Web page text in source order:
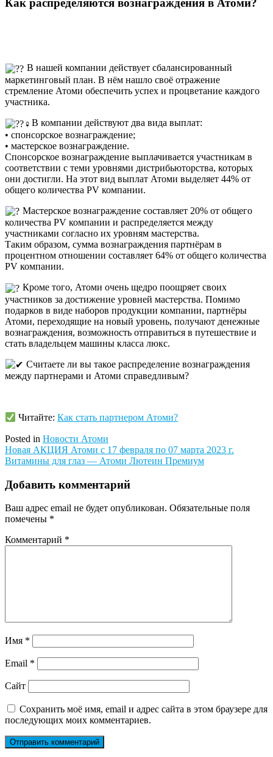
Как распределяются вознаграждения в Атоми?
В нашей компании действует сбалансированный
маркетинговый план. В нём нашло своё отражение
стремление Атоми обеспечить успех и процветание каждого
участника.
В компании действуют два вида выплат:
• спонсорское вознаграждение;
• мастерское вознаграждение.
Спонсорское вознаграждение выплачивается участникам в
соответствии с теми уровнями дистрибьюторства, которых
они достигли. На этот вид выплат Атоми выделяет 44% от
общего количества PV компании.
Мастерское вознаграждение составляет 20% от общего
количества PV компании и распределяется между
участниками согласно их уровням мастерства.
Таким образом, сумма вознаграждения партнёрам в
процентном отношении составляет 64% от общего количества
PV компании.
Кроме того, Атоми очень щедро поощряет своих
участников за достижение уровней мастерства. Помимо
подарков в виде наборов продукции компании, партнёры
Атоми, переходящие на новый уровень, получают денежные
вознаграждения, возможность отправиться в путешествие и
стать владельцем машины класса люкс.
Считаете ли вы такое распределение вознаграждения
между партнерами и Атоми справедливым?
Читайте:Как стать партнером Атоми?
Posted in Новости Атоми
Навигация
по
записям
Новая АКЦИЯ Атоми с 17 февраля по 07 марта 2023 г.
Витамины для глаз — Атоми Лютеин Премиум
Добавить комментарий
Ваш адрес email не будет опубликован. Обязательные поля
помечены *
Комментарий *
Имя *
Email *
Сайт
Сохранить моё имя, email и адрес сайта в этом браузере для
последующих моих комментариев.